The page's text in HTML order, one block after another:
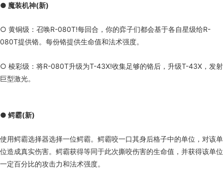
● 魔装机神(新)
○ 黄铜级：召唤R-080T!每回合，你的弈子们都会基于各自星级给R-
080T提供铬。每份铬提供生命值和法术强度。
○ 棱彩级：将R-080T升级为T-43X!收集足够的铬后，升级T-43X，发射
巨型激光。
● 鳄霸(新)
使用鳄霸选择器选择一位鳄霸。鳄霸咬一口其身后格子中的单位，对该单
位造成真实伤害。鳄霸获得等同于此次撕咬伤害的生命值，并获得该单位
一定百分比的攻击力和法术强度。